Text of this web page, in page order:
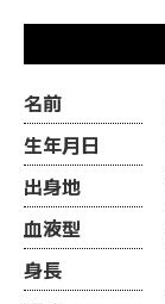
名前
生年月日
出身地
血液型
身長